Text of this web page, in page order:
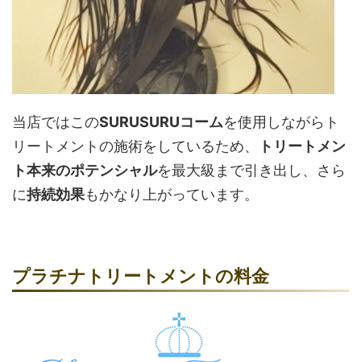
当店ではこのSURUSURUコームを使用しながらト
リートメントの施術をしているため、
トリートメン
ト本来のポテンシャルを最大級まで引き出し、さら
に持続効果もかなり上がっています。
プラチナトリートメントの料金